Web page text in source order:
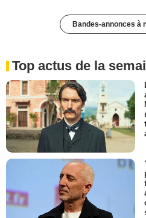
Bandes-annonces à
Top actus de la